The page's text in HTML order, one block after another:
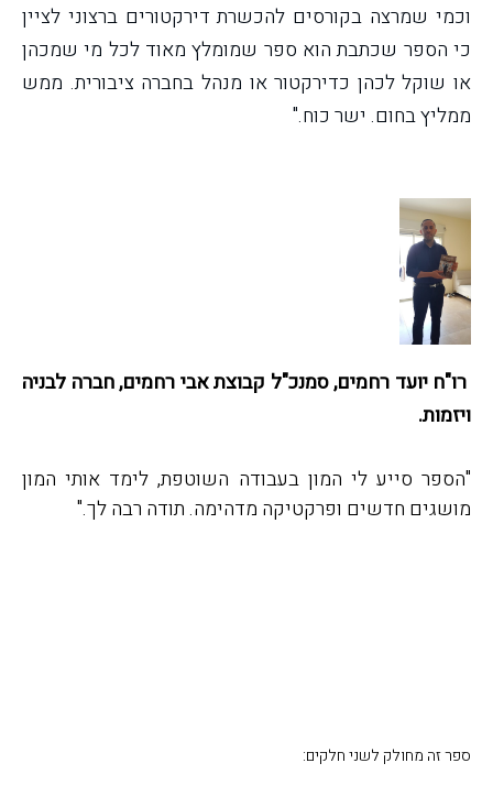
וכמי שמרצה בקורסים להכשרת דירקטורים ברצוני לציין
כי הספר שכתבת הוא ספר שמומלץ מאוד לכל מי שמכהן
או שוקל לכהן כדירקטור או מנהל בחברה ציבורית. ממש
ממליץ בחום. ישר כוח."
רו"ח יועד רחמים, סמנכ"ל קבוצת אבי רחמים, חברה לבניה
ויזמות.
"הספר סייע לי המון בעבודה השוטפת, לימד אותי המון
מושגים חדשים ופרקטיקה מדהימה. תודה רבה לך."
ספר זה מחולק לשני חלקים: